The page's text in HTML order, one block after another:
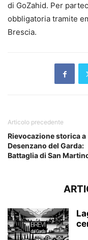
di GoZahid. Per
obbligatoria tramite
Brescia.
Articolo precedente
Rievocazione storica a
Desenzano del Garda:
Battaglia di San